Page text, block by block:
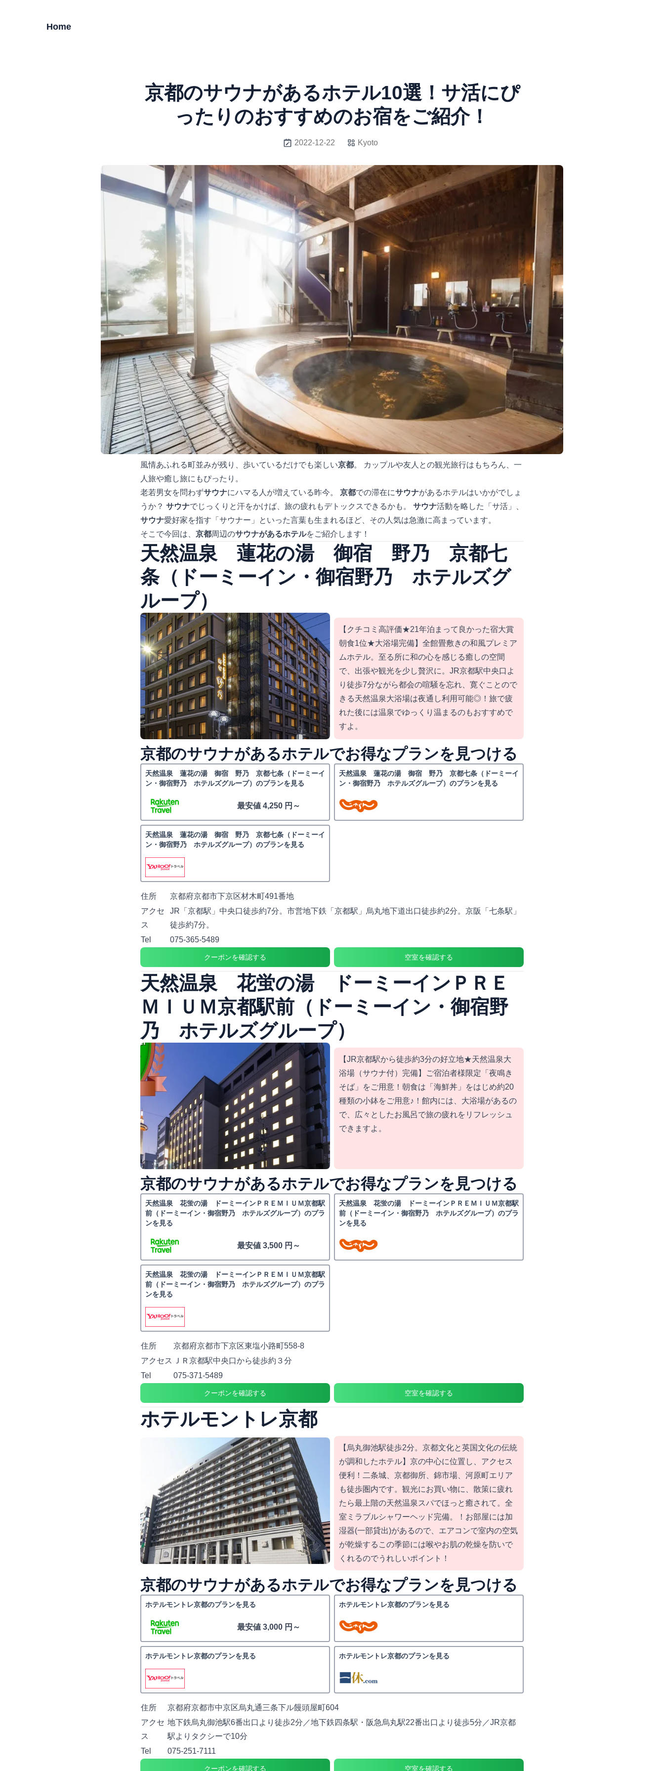
Home
京都のサウナがあるホテル10選！サ活にぴ
ったりのおすすめのお宿をご紹介！
2022-12-22 Kyoto
風情あふれる町並みが残り、歩いているだけでも楽しい京都。 カップルや友人との観光旅行はもちろん、一
人旅や癒し旅にもぴったり。
老若男女を問わずサウナにハマる人が増えている昨今。 京都での滞在にサウナがあるホテルはいかがでしょ
うか？ サウナでじっくりと汗をかけば、旅の疲れもデトックスできるかも。 サウナ活動を略した「サ活」、
サウナ愛好家を指す「サウナー」といった言葉も生まれるほど、その人気は急激に高まっています。
そこで今回は、 京都周辺のサウナがあるホテルをご紹介します！
天然温泉 蓮花の湯 御宿 野乃 京都七
条（ドーミーイン・御宿野乃 ホテルズグ
ループ）
【クチコミ高評価★21年泊まって良かった宿大賞
朝食1位★大浴場完備】全館畳敷きの和風プレミア
ムホテル。至る所に和の心を感じる癒しの空間
で、出張や観光を少し贅沢に。JR京都駅中央口よ
り徒歩7分ながら都会の喧騒を忘れ、寛ぐことので
きる天然温泉大浴場は夜通し利用可能◎！旅で疲
れた後には温泉でゆっくり温まるのもおすすめで
すよ。
京都のサウナがあるホテルでお得なプランを見つける
天然温泉 蓮花の湯 御宿 野乃 京都七条（ドーミーイ
ン・御宿野乃 ホテルズグループ）のプランを見る
最安値 4,250 円～
天然温泉 蓮花の湯 御宿 野乃 京都七条（ドーミーイ
ン・御宿野乃 ホテルズグループ）のプランを見る
天然温泉 蓮花の湯 御宿 野乃 京都七条（ドーミーイ
ン・御宿野乃 ホテルズグループ）のプランを見る
住所
京都府京都市下京区材木町491番地
アクセ
ス
JR「京都駅」中央口徒歩約7分。市営地下鉄「京都駅」烏丸地下道出口徒歩約2分。京阪「七条駅」
徒歩約7分。
Tel
075-365-5489
クーポンを確認する 空室を確認する
天然温泉 花蛍の湯 ドーミーインＰＲＥ
ＭＩＵＭ京都駅前（ドーミーイン・御宿野
乃 ホテルズグループ）
【JR京都駅から徒歩約3分の好立地★天然温泉大
浴場（サウナ付）完備】ご宿泊者様限定「夜鳴き
そば」をご用意！朝食は「海鮮丼」をはじめ約20
種類の小鉢をご用意♪！館内には、大浴場があるの
で、広々としたお風呂で旅の疲れをリフレッシュ
できますよ。
京都のサウナがあるホテルでお得なプランを見つける
天然温泉 花蛍の湯 ドーミーインＰＲＥＭＩＵＭ京都駅
前（ドーミーイン・御宿野乃 ホテルズグループ）のプラ
ンを見る
最安値 3,500 円～
天然温泉 花蛍の湯 ドーミーインＰＲＥＭＩＵＭ京都駅
前（ドーミーイン・御宿野乃 ホテルズグループ）のプラ
ンを見る
天然温泉 花蛍の湯 ドーミーインＰＲＥＭＩＵＭ京都駅
前（ドーミーイン・御宿野乃 ホテルズグループ）のプラ
ンを見る
住所
京都府京都市下京区東塩小路町558-8
アクセス
ＪＲ京都駅中央口から徒歩約３分
Tel
075-371-5489
クーポンを確認する 空室を確認する
ホテルモントレ京都
【烏丸御池駅徒歩2分。京都文化と英国文化の伝統
が調和したホテル】京の中心に位置し、アクセス
便利！二条城、京都御所、錦市場、河原町エリア
も徒歩圏内です。観光にお買い物に、散策に疲れ
たら最上階の天然温泉スパでほっと癒されて。全
室ミラブルシャワーヘッド完備。！お部屋には加
湿器(一部貸出)があるので、エアコンで室内の空気
が乾燥するこの季節には喉やお肌の乾燥を防いで
くれるのでうれしいポイント！
京都のサウナがあるホテルでお得なプランを見つける
ホテルモントレ京都のプランを見る
最安値 3,000 円～
ホテルモントレ京都のプランを見る
ホテルモントレ京都のプランを見る ホテルモントレ京都のプランを見る
住所
京都府京都市中京区烏丸通三条下ル饅頭屋町604
アクセ
ス
地下鉄烏丸御池駅6番出口より徒歩2分／地下鉄四条駅・阪急烏丸駅22番出口より徒歩5分／JR京都
駅よりタクシーで10分
Tel
075-251-7111
クーポンを確認する 空室を確認する